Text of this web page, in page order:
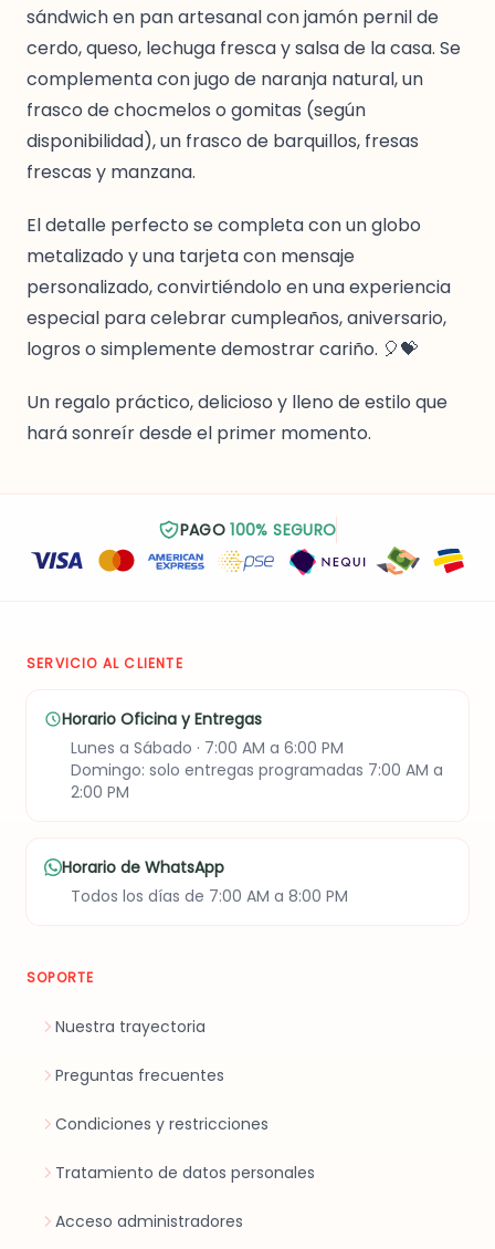
sándwich en pan artesanal con jamón pernil de
cerdo, queso, lechuga fresca y salsa de la casa. Se
complementa con jugo de naranja natural, un
frasco de chocmelos o gomitas (según
disponibilidad), un frasco de barquillos, fresas
frescas y manzana.
El detalle perfecto se completa con un globo
metalizado y una tarjeta con mensaje
personalizado, convirtiéndolo en una experiencia
especial para celebrar cumpleaños, aniversario,
logros o simplemente demostrar cariño. 🎈💝
Un regalo práctico, delicioso y lleno de estilo que
hará sonreír desde el primer momento.
PAGO100% SEGURO
SERVICIO AL CLIENTE
Horario Oficina y Entregas
Lunes a Sábado · 7:00 AM a 6:00 PM
Domingo: solo entregas programadas 7:00 AM a
2:00 PM
Horario de WhatsApp
Todos los días de 7:00 AM a 8:00 PM
SOPORTE
Nuestra trayectoria
Preguntas frecuentes
Condiciones y restricciones
Tratamiento de datos personales
Acceso administradores